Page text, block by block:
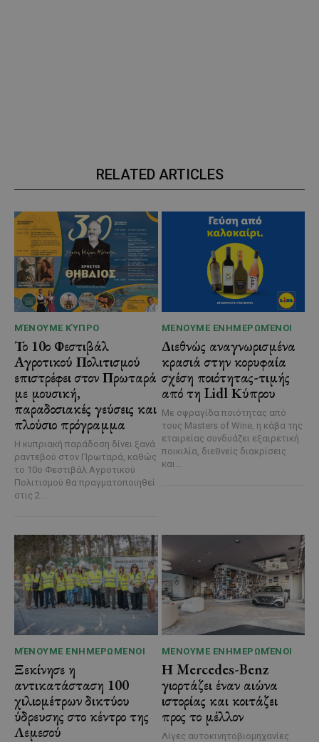
RELATED ARTICLES
ΜΈΝΟΥΜΕ ΚΎΠΡΟ
Το 10ο Φεστιβάλ
Αγροτικού Πολιτισμού
επιστρέφει στον Πρωταρά
με μουσική,
παραδοσιακές γεύσεις και
πλούσιο πρόγραμμα
Η κυπριακή παράδοση δίνει ξανά
ραντεβού στον Πρωταρά, καθώς
το 10ο Φεστιβάλ Αγροτικού
Πολιτισμού θα πραγματοποιηθεί
στις 2...
ΜΈΝΟΥΜΕ ΕΝΗΜΕΡΩΜΈΝΟΙ
Διεθνώς αναγνωρισμένα
κρασιά στην κορυφαία
σχέση ποιότητας-τιμής
από τη Lidl Κύπρου
Με σφραγίδα ποιότητας από
τους Masters of Wine, η κάβα της
εταιρείας συνδυάζει εξαιρετική
ποικιλία, διεθνείς διακρίσεις
και...
ΜΈΝΟΥΜΕ ΕΝΗΜΕΡΩΜΈΝΟΙ
Ξεκίνησε η
αντικατάσταση 100
χιλιομέτρων δικτύου
ύδρευσης στο κέντρο της
Λεμεσού
ΜΈΝΟΥΜΕ ΕΝΗΜΕΡΩΜΈΝΟΙ
Η Mercedes-Benz
γιορτάζει έναν αιώνα
ιστορίας και κοιτάζει
προς το μέλλον
Λίγες αυτοκινητοβιομηχανίες